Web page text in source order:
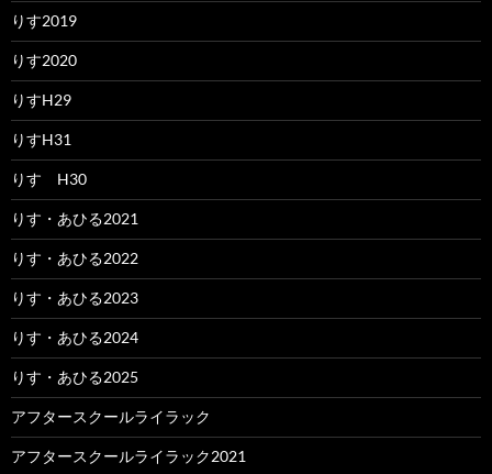
りす2019
りす2020
りすH29
りすH31
りす H30
りす・あひる2021
りす・あひる2022
りす・あひる2023
りす・あひる2024
りす・あひる2025
アフタースクールライラック
アフタースクールライラック2021